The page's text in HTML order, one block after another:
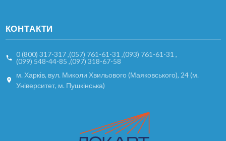
КОНТАКТИ
0 (800) 317-317 ,(057) 761-61-31 ,(093) 761-61-31 ,
(099) 548-44-85 ,(097) 318-67-58
м. Харків, вул. Миколи Хвильового (Маяковського), 24 (м.
Університет, м. Пушкінська)